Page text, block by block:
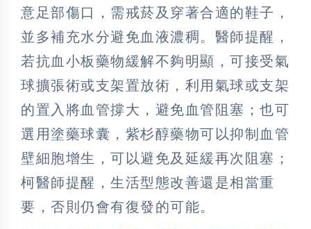
意足部傷口，需戒菸及穿著合適的鞋子，
並多補充水分避免血液濃稠。醫師提醒，
若抗血小板藥物緩解不夠明顯，可接受氣
球擴張術或支架置放術，利用氣球或支架
的置入將血管撐大，避免血管阻塞；也可
選用塗藥球囊，紫杉醇藥物可以抑制血管
壁細胞增生，可以避免及延緩再次阻塞；
柯醫師提醒，生活型態改善還是相當重
要，否則仍會有復發的可能。